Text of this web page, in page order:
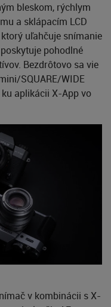
bleskom, rýchlym
a sklápacím LCD
uľahčuje snímanie
pohodlné
Bezdrôtovo sa vie
SQUARE/WIDE
aplikácii X-App vo
v kombinácii s X-